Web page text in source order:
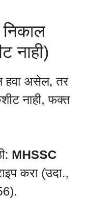
निकाल
नाही)
हवा असेल, तर
नाही, फक्त
MHSSC
करा (उदा.,